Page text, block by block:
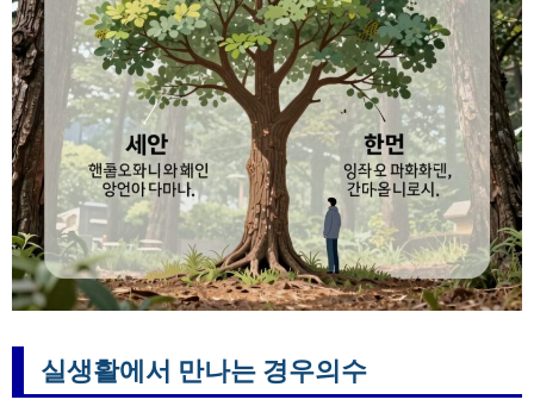
실생활에서 만나는 경우의수